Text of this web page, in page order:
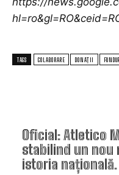
Oficial: Atletico
stabilind un nou
istoria națională.
TAGS COLABORARE DONAȚII FUNDURI